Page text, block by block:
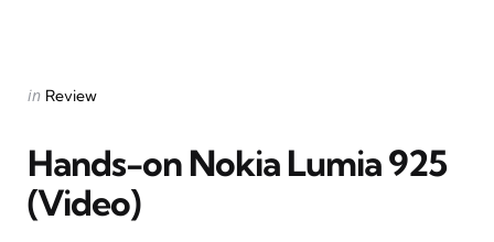
Categories
Posted
in Review
Hands-on Nokia Lumia 925
(Video)